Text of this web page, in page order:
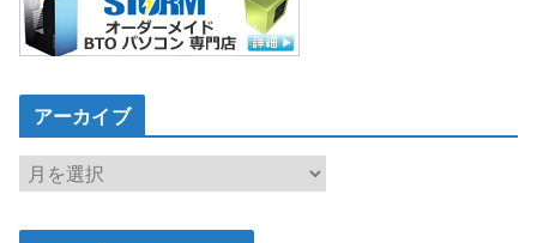
アーカイブ
ア
ー
カ